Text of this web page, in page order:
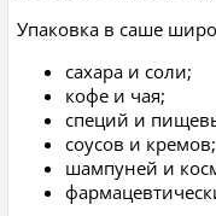
Упаковка в саше
сахара и соли;
кофе и чая;
специй и
соусов и кремов;
шампуней и